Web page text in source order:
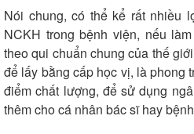
Nói chung, có thể kể rất nhiều
NCKH trong bệnh viện, nếu
theo qui chuẩn chung của thế
để lấy bằng cấp học vị, là phong
điểm chất lượng, để sử dụng
thêm cho cá nhân bác sĩ hay